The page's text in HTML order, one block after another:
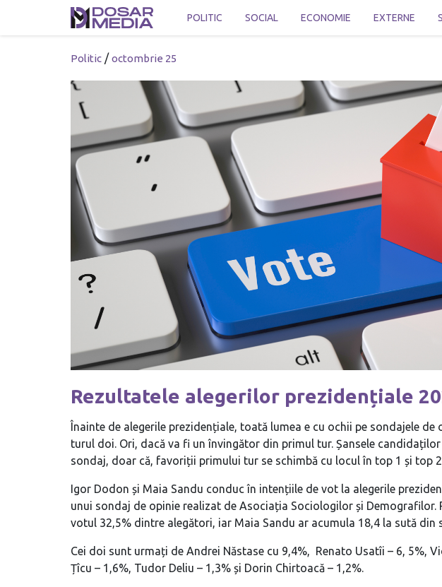
POLITIC SOCIAL ECONOMIE EXTERNE
Politic /octombrie 25
Rezultatele alegerilor prezidențiale
Înainte de alegerile prezidențiale, toată lumea e cu ochii pe sondajele de
turul doi. Ori, dacă va fi un învingător din primul tur. Șansele
sondaj, doar că, favoriții primului tur se schimbă cu locul în top 1 și top
Igor Dodon și Maia Sandu conduc în intențiile de vot la alegerile
unui sondaj de opinie realizat de Asociația Sociologilor și Demografilor.
votul 32,5% dintre alegători, iar Maia Sandu ar acumula 18,4 la sută din
Cei doi sunt urmați de Andrei Năstase cu 9,4%, Renato Usatîi – 6, 5%,
Țîcu – 1,6%, Tudor Deliu – 1,3% și Dorin Chirtoacă – 1,2%.